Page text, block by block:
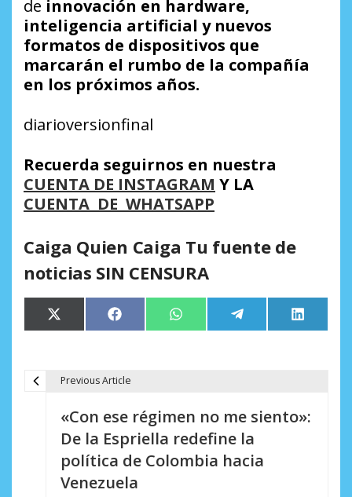
de innovación en hardware,
inteligencia artificial y nuevos
formatos de dispositivos que
marcarán el rumbo de la compañía
en los próximos años.
diarioversionfinal
Recuerda seguirnos en nuestra
CUENTA DE INSTAGRAM Y LA
CUENTA DE WHATSAPP
Caiga Quien Caiga Tu fuente de
noticias SIN CENSURA
Compartir
en
X
(Twitter)
Compartir
en
Facebook Compartir
en
WhatsApp Compartir
en
Telegram
en
LinkedIn
Previous Article
«Con ese régimen no me siento»:
De la Espriella redefine la
política de Colombia hacia
Venezuela